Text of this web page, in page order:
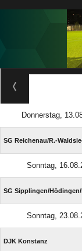
Donnerstag,
SG Reichenau/​R.-
Sonntag,
SG Sipplingen/​
Sonntag,
DJK Konstanz